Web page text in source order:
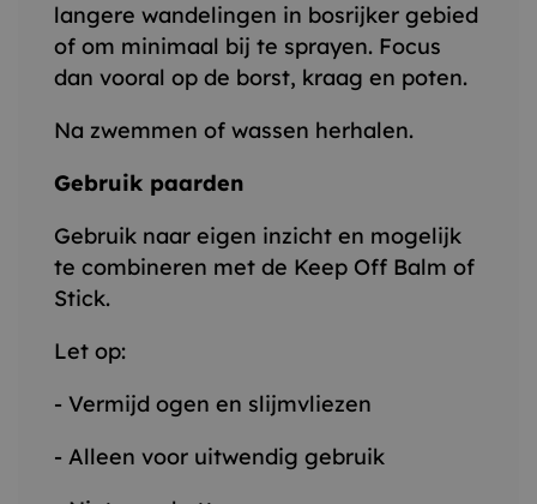
langere wandelingen in bosrijker gebied
of om minimaal bij te sprayen. Focus
dan vooral op de borst, kraag en poten.
Na zwemmen of wassen herhalen.
Gebruik paarden
Gebruik naar eigen inzicht en mogelijk
te combineren met de Keep Off Balm of
Stick.
Let op:
- Vermijd ogen en slijmvliezen
- Alleen voor uitwendig gebruik